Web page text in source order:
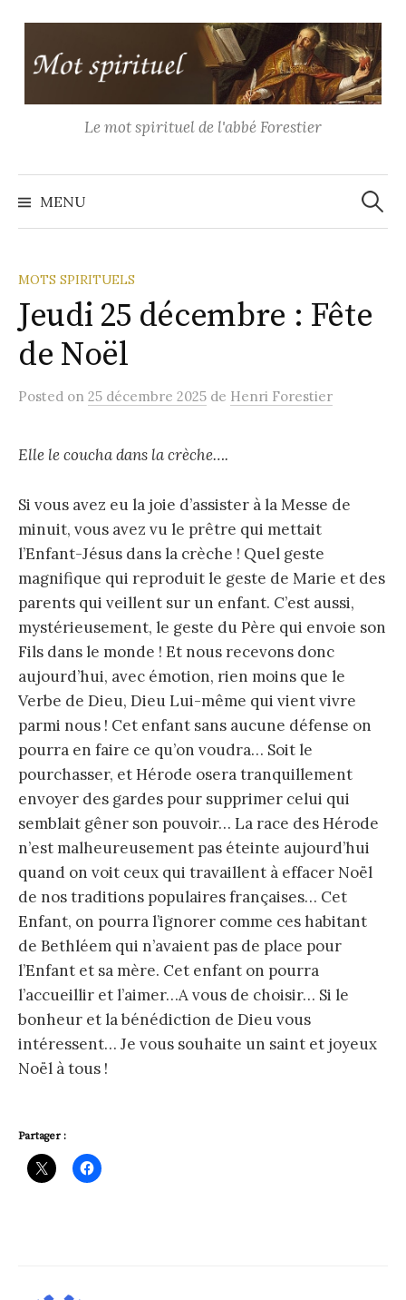
contenu
Le mot spirituel de l'abbé Forestier
MENU
MOTS SPIRITUELS
Jeudi 25 décembre : Fête
de Noël
Posted on 25 décembre 2025 de Henri Forestier
Elle le coucha dans la crèche….
Si vous avez eu la joie d’assister à la Messe de
minuit, vous avez vu le prêtre qui mettait
l’Enfant-Jésus dans la crèche ! Quel geste
magnifique qui reproduit le geste de Marie et des
parents qui veillent sur un enfant. C’est aussi,
mystérieusement, le geste du Père qui envoie son
Fils dans le monde ! Et nous recevons donc
aujourd’hui, avec émotion, rien moins que le
Verbe de Dieu, Dieu Lui-même qui vient vivre
parmi nous ! Cet enfant sans aucune défense on
pourra en faire ce qu’on voudra… Soit le
pourchasser, et Hérode osera tranquillement
envoyer des gardes pour supprimer celui qui
semblait gêner son pouvoir… La race des Hérode
n’est malheureusement pas éteinte aujourd’hui
quand on voit ceux qui travaillent à effacer Noël
de nos traditions populaires françaises… Cet
Enfant, on pourra l’ignorer comme ces habitant
de Bethléem qui n’avaient pas de place pour
l’Enfant et sa mère. Cet enfant on pourra
l’accueillir et l’aimer…A vous de choisir… Si le
bonheur et la bénédiction de Dieu vous
intéressent… Je vous souhaite un saint et joyeux
Noël à tous !
Partager :